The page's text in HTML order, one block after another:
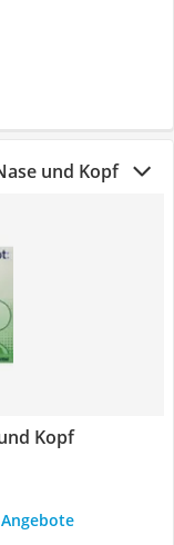
und Kopf
Kopf